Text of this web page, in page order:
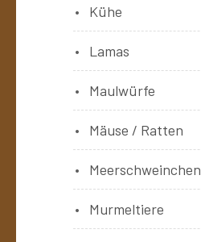
Kühe
Lamas
Maulwürfe
Mäuse / Ratten
Meerschweinchen
Murmeltiere